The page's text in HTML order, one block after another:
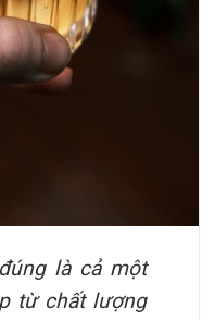
là cả một
từ chất lượng